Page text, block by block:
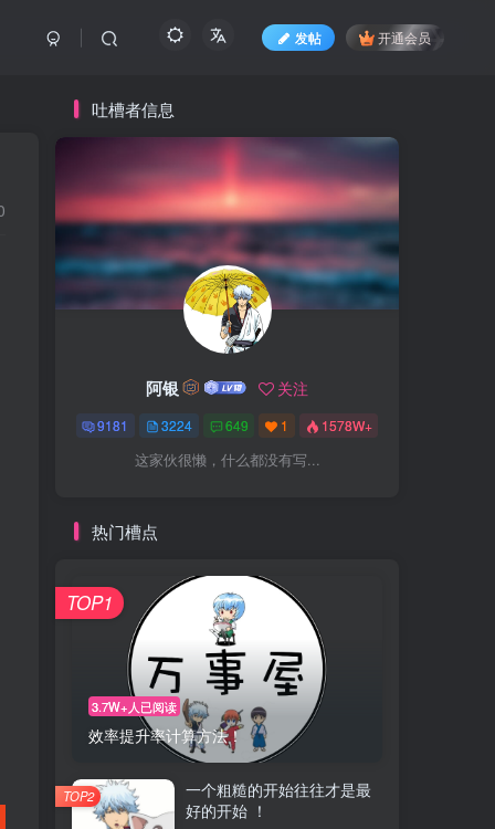
发帖 开通会员
吐槽者信息
阿银 关注
9181 3224 649 1 1578W+
这家伙很懒，什么都没有写...
热门槽点
3.7W+人已阅读
效率提升率计算方法！
TOP1
一个粗糙的开始往往才是最
好的开始 ！
TOP2